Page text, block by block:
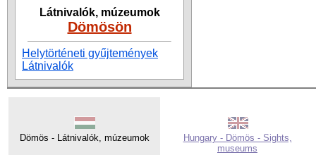
Látnivalók, múzeumok
Dömösön
Helytörténeti gyűjtemények
Látnivalók
Dömös - Látnivalók, múzeumok
Hungary - Dömös - Sights,
museums